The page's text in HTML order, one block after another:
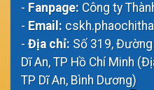
- Fanpage: Công ty
- Email:
- Địa chỉ: Số 319,
Dĩ An, TP Hồ Chí Minh
TP Dĩ An, Bình Dương)